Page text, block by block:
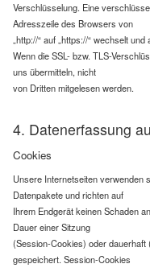
Verschlüsselung. Eine
Adresszeile des Browsers von
„http://“ auf „https://“ wechselt
Wenn die SSL- bzw. TLS-
uns übermitteln, nicht
von Dritten mitgelesen werden.
4. Datenerfassung
Cookies
Unsere Internetseiten verwenden
Datenpakete und richten auf
Ihrem Endgerät keinen Schaden
Dauer einer Sitzung
(Session-Cookies) oder
gespeichert. Session-Cookies